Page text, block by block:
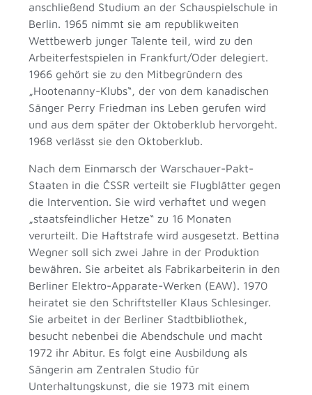
anschließend Studium an der Schauspielschule in
Berlin. 1965 nimmt sie am republikweiten
Wettbewerb junger Talente teil, wird zu den
Arbeiterfestspielen in Frankfurt/Oder delegiert.
1966 gehört sie zu den Mitbegründern des
„Hootenanny-Klubs“, der von dem kanadischen
Sänger Perry Friedman ins Leben gerufen wird
und aus dem später der Oktoberklub hervorgeht.
1968 verlässt sie den Oktoberklub.
Nach dem Einmarsch der Warschauer-Pakt-
Staaten in die ČSSR verteilt sie Flugblätter gegen
die Intervention. Sie wird verhaftet und wegen
„staatsfeindlicher Hetze“ zu 16 Monaten
verurteilt. Die Haftstrafe wird ausgesetzt. Bettina
Wegner soll sich zwei Jahre in der Produktion
bewähren. Sie arbeitet als Fabrikarbeiterin in den
Berliner Elektro-Apparate-Werken (EAW). 1970
heiratet sie den Schriftsteller Klaus Schlesinger.
Sie arbeitet in der Berliner Stadtbibliothek,
besucht nebenbei die Abendschule und macht
1972 ihr Abitur. Es folgt eine Ausbildung als
Sängerin am Zentralen Studio für
Unterhaltungskunst, die sie 1973 mit einem